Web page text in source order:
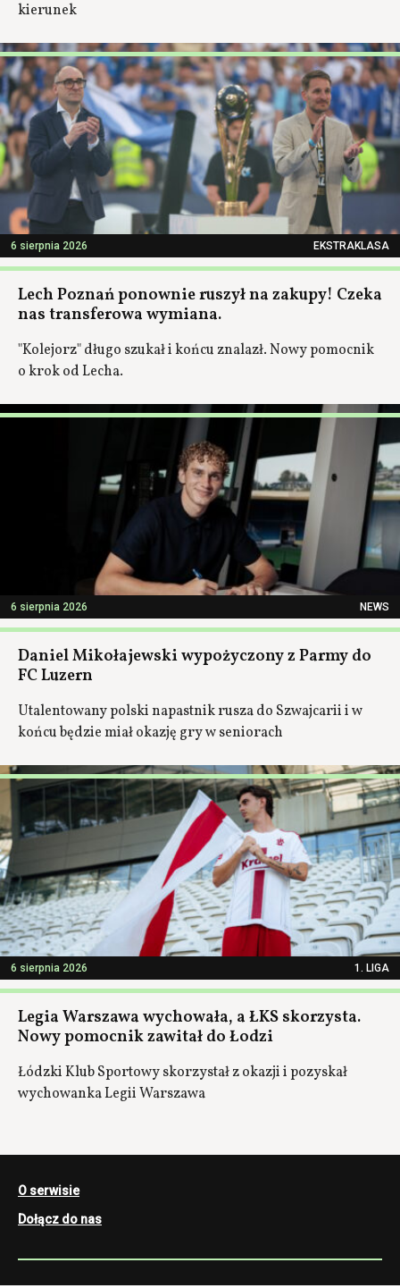
kierunek
6 sierpnia 2026 EKSTRAKLASA
Lech Poznań ponownie ruszył na zakupy! Czeka
nas transferowa wymiana.
"Kolejorz" długo szukał i końcu znalazł. Nowy pomocnik
o krok od Lecha.
6 sierpnia 2026 NEWS
Daniel Mikołajewski wypożyczony z Parmy do
FC Luzern
Utalentowany polski napastnik rusza do Szwajcarii i w
końcu będzie miał okazję gry w seniorach
6 sierpnia 2026 1. LIGA
Legia Warszawa wychowała, a ŁKS skorzysta.
Nowy pomocnik zawitał do Łodzi
Łódzki Klub Sportowy skorzystał z okazji i pozyskał
wychowanka Legii Warszawa
O serwisie
Dołącz do nas